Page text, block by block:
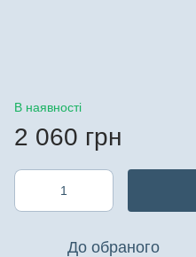
В наявності
2 060 грн
До обраного